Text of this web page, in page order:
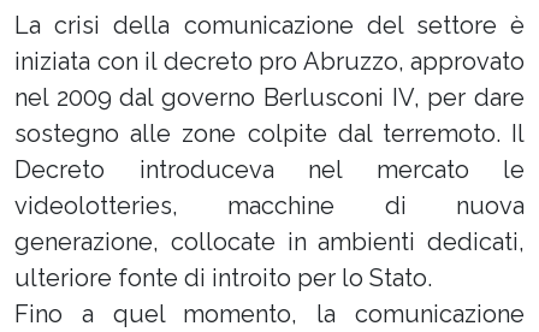
La crisi della comunicazione del settore è
iniziata con il decreto pro Abruzzo, approvato
nel 2009 dal governo Berlusconi IV, per dare
sostegno alle zone colpite dal terremoto. Il
Decreto introduceva nel mercato le
videolotteries, macchine di nuova
generazione, collocate in ambienti dedicati,
ulteriore fonte di introito per lo Stato.
Fino a quel momento, la comunicazione